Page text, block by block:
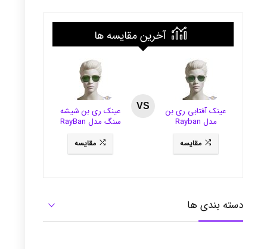
آخرین مقایسه ها
عینک آفتابی ری بن
مدل Rayban
مقایسه
VS
عینک ری بن شیشه
سنگ مدل RayBan
مقایسه
دسته بندی ها